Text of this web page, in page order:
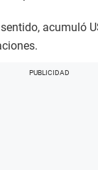
acumuló